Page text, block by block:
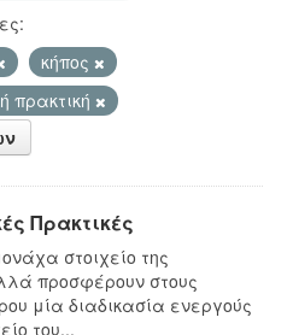
κήπος
πρακτική
Πρακτικές
στοιχείο της
προσφέρουν στους
μία διαδικασία ενεργούς
του...